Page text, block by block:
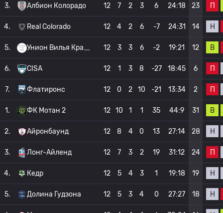
3. Албион Колорадо 12 7 2 3 6 24:18 23 П
4. Real Colorado 12 4 2 6 -7 24:31 14 Н
5. Унион Вилья Кра 12 3 3 6 -2 19:21 12 В
6. CISA 12 1 3 8 -27 18:45 6 П
7. Флатиронс 12 0 2 10 -21 13:34 2 П
1. ФК Мотан 2 12 10 1 1 35 44:9 31 В
2. Айронбаунд 12 8 4 0 13 27:14 28 Н
3. Лонг-Айленд 12 7 3 2 19 31:12 24 П
4. Кедр 12 5 4 3 1 19:18 19 Н
5. Долина Гудзона 12 5 3 4 0 27:27 18 Н